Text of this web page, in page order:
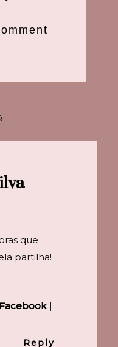
que
partilha!
Facebook|
Reply